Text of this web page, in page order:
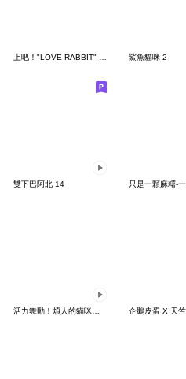
鯊魚貓咪 2
雙下巴阿北 14 只是一顆麻糬-
活力舞動！煩人的貓咪★迷你版 2